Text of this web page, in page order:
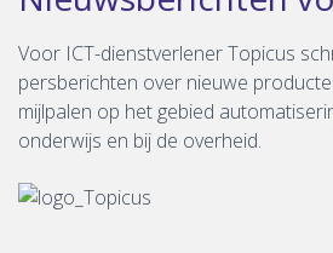
Voor ICT-dienstverlener Topicus
persberichten over nieuwe
mijlpalen op het gebied
onderwijs en bij de overheid.